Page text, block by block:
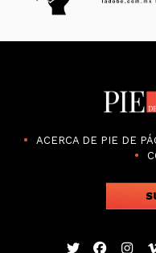
ACERCA DE PIE DE